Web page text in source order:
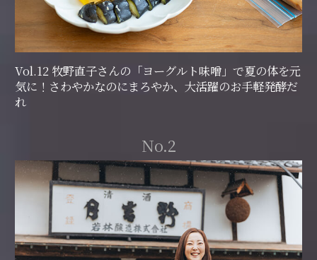
Vol.12 牧野直子さんの「ヨーグルト味噌」で夏の体を元
気に！さわやかなのにまろやか、大活躍のお手軽発酵だ
れ
No.2